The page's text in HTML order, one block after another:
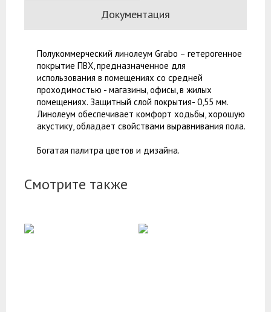
Документация
Полукоммерческий линолеум Grabo – гетерогенное
покрытие ПВХ, предназначенное для
использования в помещениях со средней
проходимостью - магазины, офисы, в жилых
помещениях. Защитный слой покрытия- 0,55 мм.
Линолеум обеспечивает комфорт ходьбы, хорошую
акустику, обладает свойствами выравнивания пола.
Богатая палитра цветов и дизайна.
Смотрите также